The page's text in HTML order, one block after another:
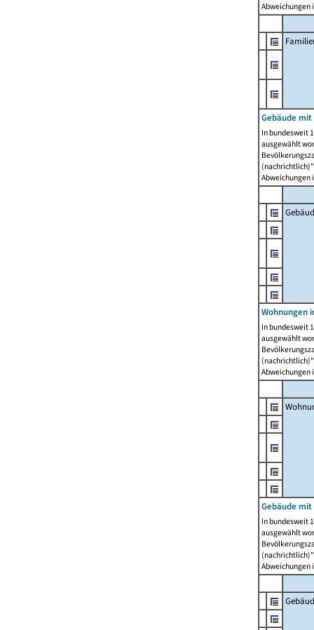
Abweichungen
Gebäude
In bundesweit
ausgewählt
Abweichungen
Wohnungen
In bundesweit
ausgewählt
Abweichungen
Gebäude
In bundesweit
ausgewählt
Abweichungen